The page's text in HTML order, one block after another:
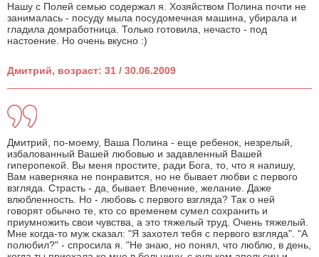
Нашу с Полей семью содержал я. Хозяйством Полина почти не
занималась - посуду мыла посудомечная машина, убирала и
гладила домработница. Только готовила, нечасто - под
настоение. Но очень вкусно :)
Дмитрий, возраст: 31 / 30.06.2009
Дмитрий, по-моему, Ваша Полина - еще ребенок, незрелый,
избалованный Вашей любовью и задавленный Вашей
гиперопекой. Вы меня простите, ради Бога, то, что я напишу,
Вам наверняка не понравится, но не бывает любви с первого
взгляда. Страсть - да, бывает. Влечение, желание. Даже
влюбленность. Но - любовь с первого взгляда? Так о ней
говорят обычно те, кто со временем сумел сохранить и
приумножить свои чувства, а это тяжелый труд. Очень тяжелый.
Мне когда-то муж сказал: "Я захотел тебя с первого взгляда". "А
полюбил?" - спросила я. "Не знаю, но понял, что люблю, в день,